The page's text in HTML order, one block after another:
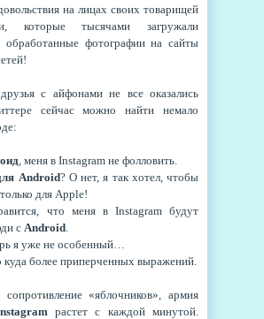
на лицах своих товарищей
которые тысячами загружали
обработанные фотографии на сайты
с айфонами не все оказались
сейчас можно найти немало
, меня в Instagram не фолловить.
Android? О нет, я так хотел, чтобы
для Apple!
что меня в Instagram будут
с Android.
я уже не особенный…
более приперченных выражений.
«яблочников», армия
растет с каждой минутой.